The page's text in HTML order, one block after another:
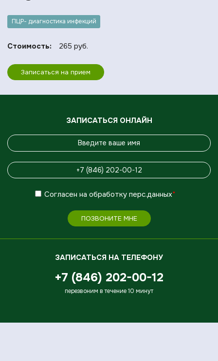
ПЦР- диагностика инфекций
Стоимость: 265 руб.
Записаться на прием
ЗАПИСАТЬСЯ ОНЛАЙН
Согласен на обработку перс.данных*
ПОЗВОНИТЕ МНЕ
ЗАПИСАТЬСЯ НА ТЕЛЕФОНУ
+7 (846) 202-00-12
перезвоним в течение 10 минут